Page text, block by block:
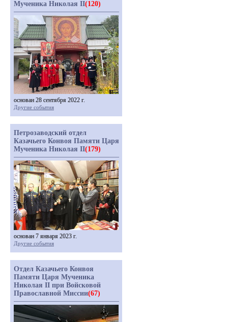
Мученика Николая II(120)
основан 28 сентября 2022 г.
Другие события
Петрозаводский отдел
Казачьего Конвоя Памяти Царя
Мученика Николая II(179)
основан 7 января 2023 г.
Другие события
Отдел Казачьего Конвоя
Памяти Царя Мученика
Николая II при Войсковой
Православной Миссии(67)